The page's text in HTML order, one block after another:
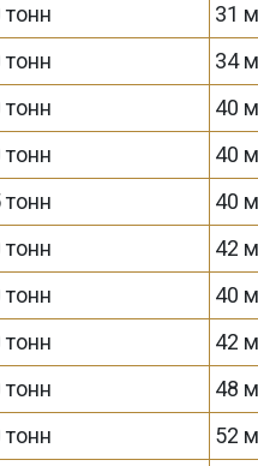
тонн 31
тонн 34
тонн 40
тонн 40
тонн 40
тонн 42
тонн 40
тонн 42
тонн 48
тонн 52